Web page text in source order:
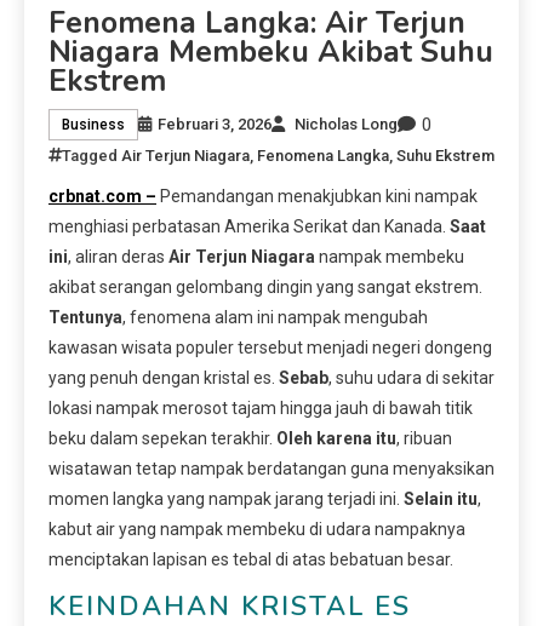
Fenomena Langka: Air Terjun
Niagara Membeku Akibat Suhu
Ekstrem
Business Februari 3, 2026 Nicholas Long 0
Tagged Air Terjun Niagara Fenomena Langka Suhu Ekstrem
crbnat.com – Pemandangan menakjubkan kini nampak
menghiasi perbatasan Amerika Serikat dan Kanada. Saat
ini, aliran deras Air Terjun Niagara nampak membeku
akibat serangan gelombang dingin yang sangat ekstrem.
Tentunya, fenomena alam ini nampak mengubah
kawasan wisata populer tersebut menjadi negeri dongeng
yang penuh dengan kristal es. Sebab, suhu udara di sekitar
lokasi nampak merosot tajam hingga jauh di bawah titik
beku dalam sepekan terakhir. Oleh karena itu, ribuan
wisatawan tetap nampak berdatangan guna menyaksikan
momen langka yang nampak jarang terjadi ini. Selain itu,
kabut air yang nampak membeku di udara nampaknya
menciptakan lapisan es tebal di atas bebatuan besar.
KEINDAHAN KRISTAL ES